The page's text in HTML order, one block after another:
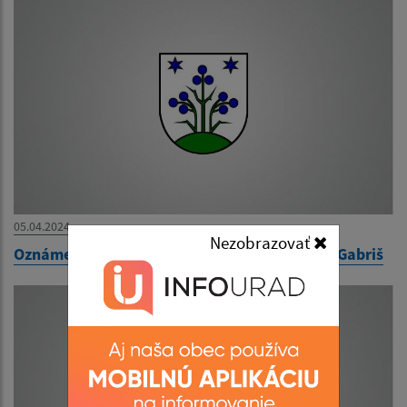
05.04.2024
Oznámenie - doručovanie písomnosti - Lukáš Gabriš
Nezobrazovať